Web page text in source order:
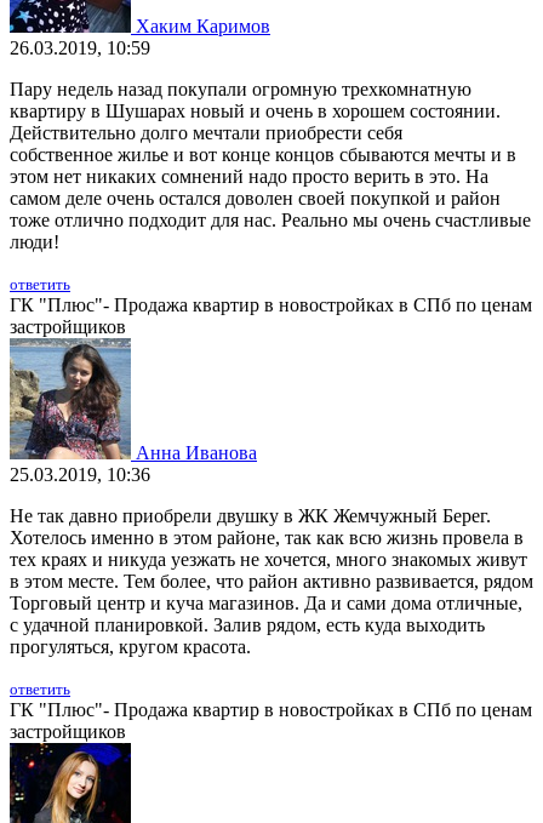
Хаким Каримов
26.03.2019, 10:59
Пару недель назад покупали огромную трехкомнатную
квартиру в Шушарах новый и очень в хорошем состоянии.
Действительно долго мечтали приобрести себя
собственное жилье и вот конце концов сбываются мечты и в
этом нет никаких сомнений надо просто верить в это. На
самом деле очень остался доволен своей покупкой и район
тоже отлично подходит для нас. Реально мы очень счастливые
люди!
ответить
ГК "Плюс"- Продажа квартир в новостройках в СПб по ценам
застройщиков
Анна Иванова
25.03.2019, 10:36
Не так давно приобрели двушку в ЖК Жемчужный Берег.
Хотелось именно в этом районе, так как всю жизнь провела в
тех краях и никуда уезжать не хочется, много знакомых живут
в этом месте. Тем более, что район активно развивается, рядом
Торговый центр и куча магазинов. Да и сами дома отличные,
с удачной планировкой. Залив рядом, есть куда выходить
прогуляться, кругом красота.
ответить
ГК "Плюс"- Продажа квартир в новостройках в СПб по ценам
застройщиков